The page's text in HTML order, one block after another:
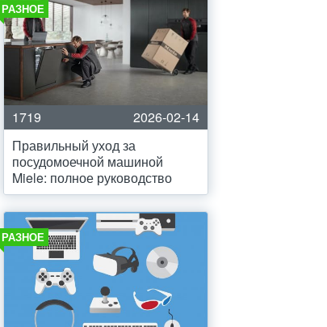
РАЗНОЕ
1719
2026-02-14
Правильный уход за
посудомоечной машиной
Miele: полное руководство
РАЗНОЕ